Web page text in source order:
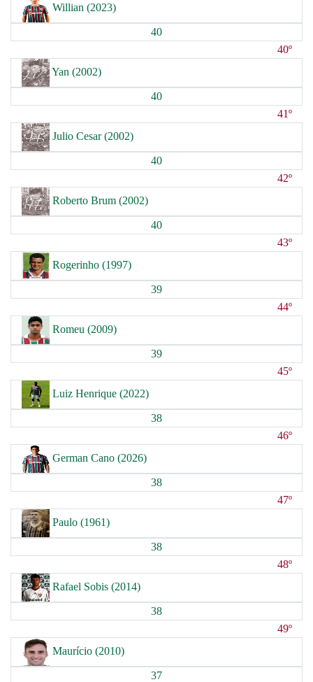
Willian (2023)
40
40º
Yan (2002)
40
41º
Julio Cesar (2002)
40
42º
Roberto Brum (2002)
40
43º
Rogerinho (1997)
39
44º
Romeu (2009)
39
45º
Luiz Henrique (2022)
38
46º
German Cano (2026)
38
47º
Paulo (1961)
38
48º
Rafael Sobis (2014)
38
49º
Maurício (2010)
37